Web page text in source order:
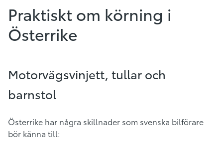
Praktiskt om körning i
Österrike
Motorvägsvinjett, tullar och
barnstol
Österrike har några skillnader som svenska bilförare
bör känna till: